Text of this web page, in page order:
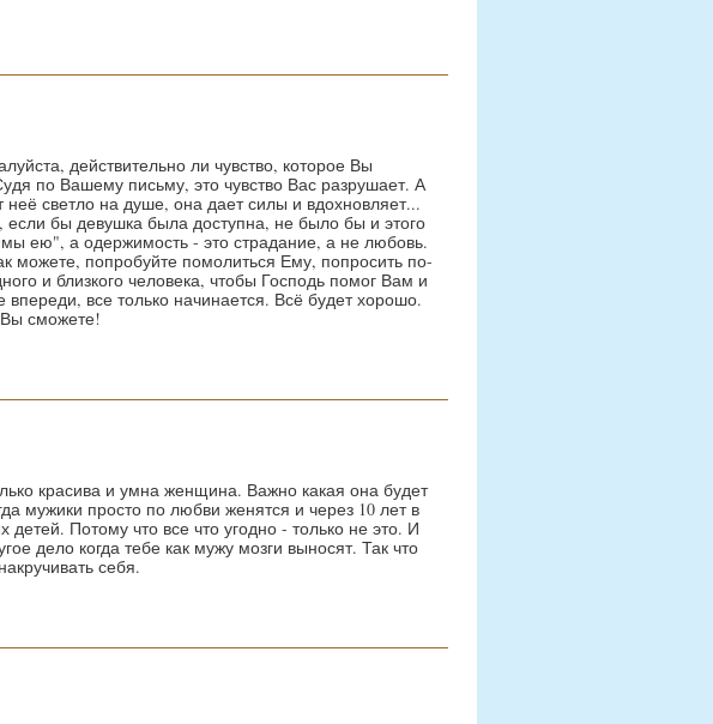
действительно ли чувство, которое Вы
по Вашему письму, это чувство Вас разрушает. А
светло на душе, она дает силы и вдохновляет...
если бы девушка была доступна, не было бы и этого
ею", а одержимость - это страдание, а не любовь.
можете, попробуйте помолиться Ему, попросить по-
и близкого человека, чтобы Господь помог Вам и
все только начинается. Всё будет хорошо.
Вы сможете!
красива и умна женщина. Важно какая она будет
мужики просто по любви женятся и через 10 лет в
Потому что все что угодно - только не это. И
дело когда тебе как мужу мозги выносят. Так что
себя.